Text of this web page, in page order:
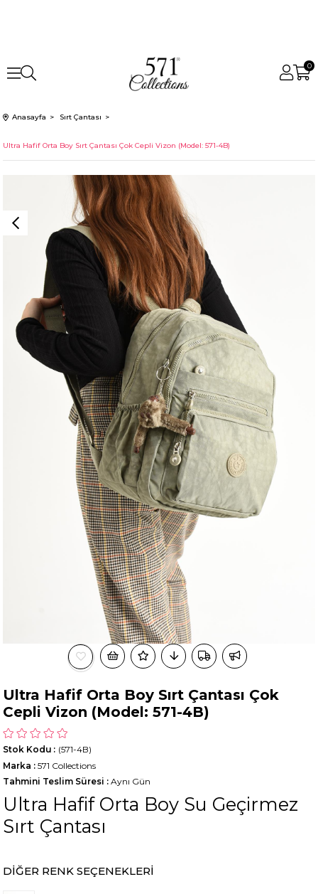
0
Anasayfa Sırt Çantası
Ultra Hafif Orta Boy Sırt Çantası Çok Cepli Vizon (Model: 571-4B)
Ultra Hafif Orta Boy Sırt Çantası Çok
Cepli Vizon (Model: 571-4B)
(571-4B)
Stok Kodu
Marka : 571 Collections
Tahmini Teslim Süresi : Aynı Gün
Ultra Hafif Orta Boy Su Geçirmez
Sırt Çantası
DIĞER RENK SEÇENEKLERI